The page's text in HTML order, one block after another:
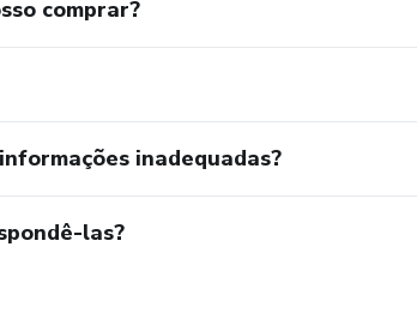
comprar?
inadequadas?
las?